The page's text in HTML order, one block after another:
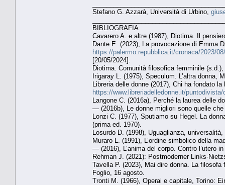
Stefano G. Azzarà, Università di Urbino,
BIBLIOGRAFIA
Cavarero A. e altre (1987), Diotima. Il
Dante E. (2023), La provocazione di Emma
https://palermo.repubblica.it/cronaca/2023/
[20/05/2024].
Diotima. Comunità filosofica femminile
Irigaray L. (1975), Speculum. L’altra donna,
Libreria delle donne (2017), Chi ha fondato
https://www.libreriadelledonne.it/
Langone C. (2016a), Perché la laurea delle
— (2016b), Le donne migliori sono quelle
Lonzi C. (1977), Sputiamo su Hegel. La
(prima ed. 1970).
Losurdo D. (1998), Uguaglianza,
Muraro L. (1991), L’ordine simbolico della
— (2016), L’anima del corpo. Contro l’utero
Rehman J. (2021): Postmoderner Links-
Tavella P. (2023), Mai dire donna. La
Foglio, 16 agosto.
Tronti M. (1966), Operai e capitale, Torino: